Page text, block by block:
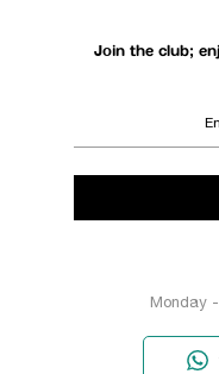
Join the club;
Monday